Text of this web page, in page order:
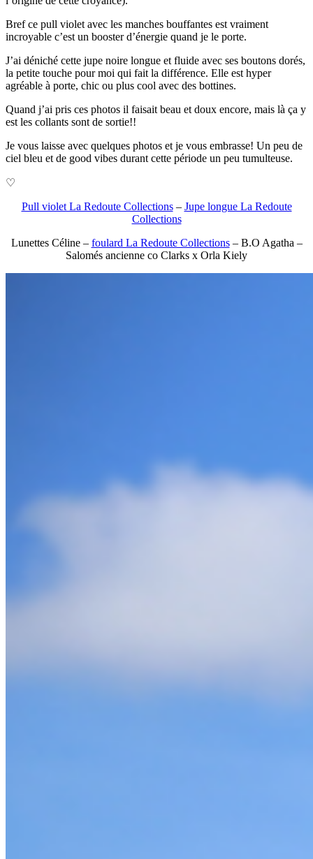
Bref ce pull violet avec les manches bouffantes est vraiment
incroyable c’est un booster d’énergie quand je le porte.
J’ai déniché cette jupe noire longue et fluide avec ses boutons dorés,
la petite touche pour moi qui fait la différence. Elle est hyper
agréable à porte, chic ou plus cool avec des bottines.
Quand j’ai pris ces photos il faisait beau et doux encore, mais là ça y
est les collants sont de sortie!!
Je vous laisse avec quelques photos et je vous embrasse! Un peu de
ciel bleu et de good vibes durant cette période un peu tumulteuse.
♡
Pull violet La Redoute Collections– Jupe longue La Redoute
Collections
Lunettes Céline – foulard La Redoute Collections– B.O Agatha –
Salomés ancienne co Clarks x Orla Kiely